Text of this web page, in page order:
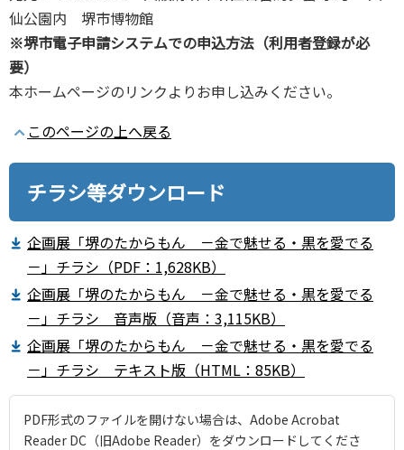
仙公園内 堺市博物館
※堺市電子申請システムでの申込方法（利用者登録が必
要）
本ホームページのリンクよりお申し込みください。
このページの上へ戻る
チラシ等ダウンロード
企画展「堺のたからもん －金で魅せる・黒を愛でる
－」チラシ（PDF：1,628KB）
企画展「堺のたからもん －金で魅せる・黒を愛でる
－」チラシ 音声版（音声：3,115KB）
企画展「堺のたからもん －金で魅せる・黒を愛でる
－」チラシ テキスト版（HTML：85KB）
PDF形式のファイルを開けない場合は、Adobe Acrobat
Reader DC（旧Adobe Reader）をダウンロードしてくださ